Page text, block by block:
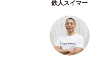
鉄人スイマー